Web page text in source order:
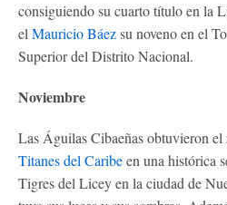
consiguiendo su cuarto título en la
elMauricio Báezsu noveno en el
Superior del Distrito Nacional.
Noviembre
Las Águilas Cibaeñas obtuvieron
Titanes del Caribeen una histórica
Tigres del Licey en la ciudad de